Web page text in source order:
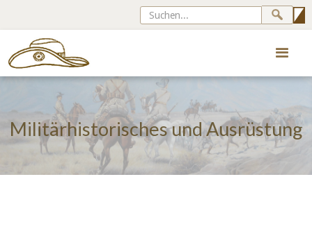
Militärhistorisches und Ausrüstung